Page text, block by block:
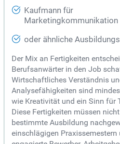
Kaufmann für
Marketingkommunikation
oder ähnliche
Der Mix an Fertigkeiten
Berufsanwärter in den Job
Wirtschaftliches Verständnis
Analysefähigkeiten sind
wie Kreativität und ein Sinn für
Diese Fertigkeiten müssen
bestimmte Ausbildung
einschlägigen